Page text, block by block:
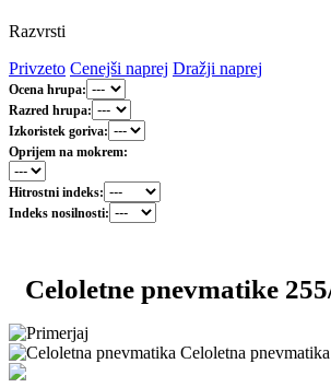
Razvrsti
Privzeto Cenejši naprej Dražji naprej
Ocena hrupa:
Razred hrupa:
Izkoristek goriva:
Oprijem na mokrem:
Hitrostni indeks:
Indeks nosilnosti:
Celoletne pnevmatike
Celoletna pnevmatika